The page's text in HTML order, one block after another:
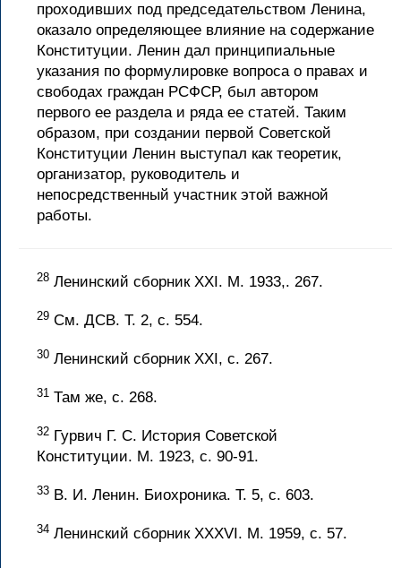
проходивших под председательством Ленина,
оказало определяющее влияние на содержание
Конституции. Ленин дал принципиальные
указания по формулировке вопроса о правах и
свободах граждан РСФСР, был автором
первого ее раздела и ряда ее статей. Таким
образом, при создании первой Советской
Конституции Ленин выступал как теоретик,
организатор, руководитель и
непосредственный участник этой важной
работы.
28 Ленинский сборник XXI. М. 1933,. 267.
29 См. ДСВ. Т. 2, с. 554.
30 Ленинский сборник XXI, с. 267.
31 Там же, с. 268.
32 Гурвич Г. С. История Советской
Конституции. М. 1923, с. 90-91.
33 В. И. Ленин. Биохроника. Т. 5, с. 603.
34 Ленинский сборник XXXVI. М. 1959, с. 57.